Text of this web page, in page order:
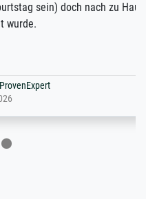
nach zu Hause